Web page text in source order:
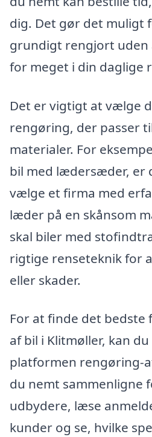
dig. Det gør det muligt
grundigt rengjort
for meget i din daglige
Det er vigtigt at vælge
rengøring, der passer
materialer. For
bil med lædersæder, er
vælge et firma med
læder på en skånsom
skal biler med
rigtige renseteknik for
eller skader.
For at finde det
af bil i Klitmøller, kan du
platformen rengøring-
du nemt sammenligne
udbydere, læse
kunder og se, hvilke